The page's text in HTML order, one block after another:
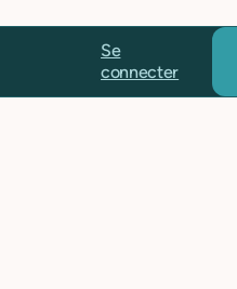
Se
connecter